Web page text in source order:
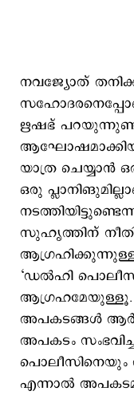
നവജ്യോത്
ഋഷഭ്
ആഘോഷമാക്കിയ
യാത്ര ചെയ്യാൻ
ഒരു
സുഹൃത്തിന് നീതി
‘ഡൽഹി
ആഗ്രഹമേയുള്ളൂ.
അപകടങ്ങൾ
അപകടം
എന്നാല്‍